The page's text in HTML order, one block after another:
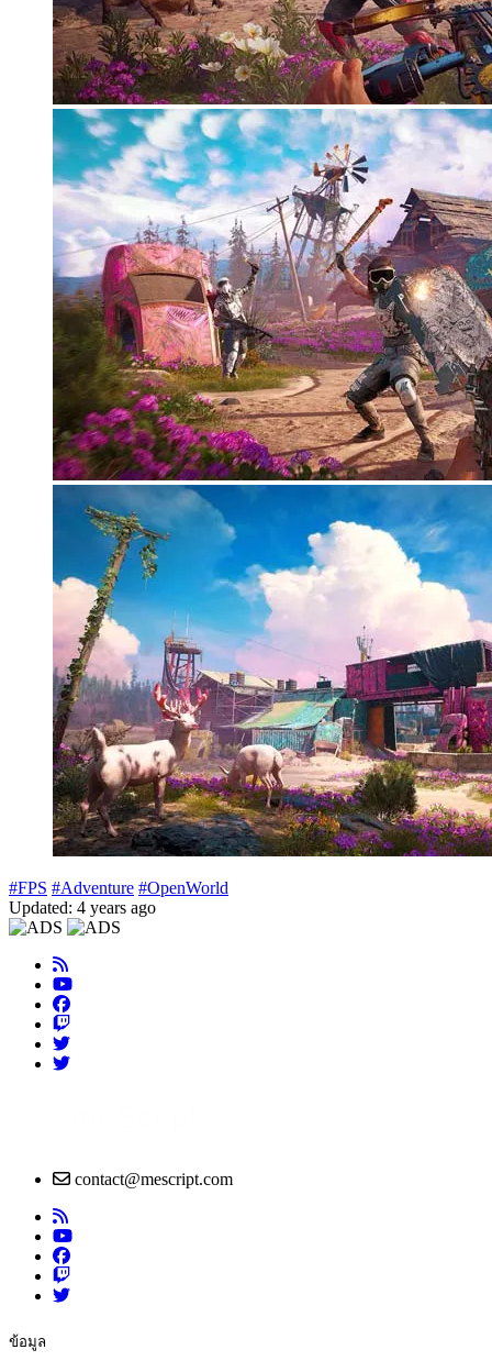
#FPS #Adventure #OpenWorld
Updated: 4 years ago
contact@mescript.com
ข้อมูล